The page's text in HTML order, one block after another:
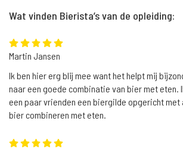
Wat vinden Bierista’s van de opleiding:
Martin Jansen
Ik ben hier erg blij mee want het helpt mij
naar een goede combinatie van bier met eten.
een paar vrienden een biergilde opgericht met
bier combineren met eten.